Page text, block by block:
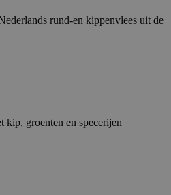
rund-en kippenvlees uit de
kip, groenten en specerijen